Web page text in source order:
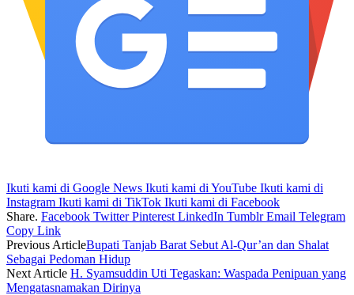
Ikuti kami di Google News Ikuti kami di YouTube Ikuti kami di
Instagram Ikuti kami di TikTok Ikuti kami di Facebook
Share. Facebook Twitter Pinterest LinkedIn Tumblr Email Telegram
Copy Link
Previous ArticleBupati Tanjab Barat Sebut Al-Qur’an dan Shalat
Sebagai Pedoman Hidup
Next Article H. Syamsuddin Uti Tegaskan: Waspada Penipuan yang
Mengatasnamakan Dirinya